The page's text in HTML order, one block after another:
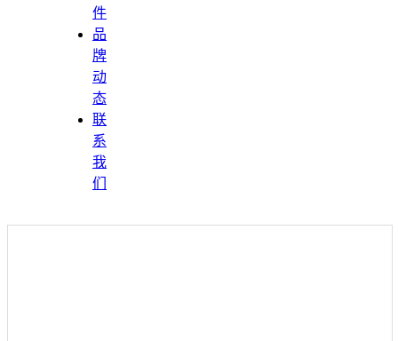
件
品
牌
动
态
联
系
我
们